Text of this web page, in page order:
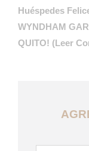
Huéspedes
WYNDHAM
QUITO! (Leer